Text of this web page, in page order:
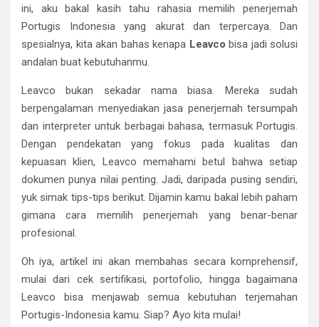
ini, aku bakal kasih tahu rahasia memilih penerjemah
Portugis Indonesia yang akurat dan terpercaya. Dan
spesialnya, kita akan bahas kenapa Leavco bisa jadi solusi
andalan buat kebutuhanmu.
Leavco bukan sekadar nama biasa. Mereka sudah
berpengalaman menyediakan jasa penerjemah tersumpah
dan interpreter untuk berbagai bahasa, termasuk Portugis.
Dengan pendekatan yang fokus pada kualitas dan
kepuasan klien, Leavco memahami betul bahwa setiap
dokumen punya nilai penting. Jadi, daripada pusing sendiri,
yuk simak tips-tips berikut. Dijamin kamu bakal lebih paham
gimana cara memilih penerjemah yang benar-benar
profesional.
Oh iya, artikel ini akan membahas secara komprehensif,
mulai dari cek sertifikasi, portofolio, hingga bagaimana
Leavco bisa menjawab semua kebutuhan terjemahan
Portugis-Indonesia kamu. Siap? Ayo kita mulai!